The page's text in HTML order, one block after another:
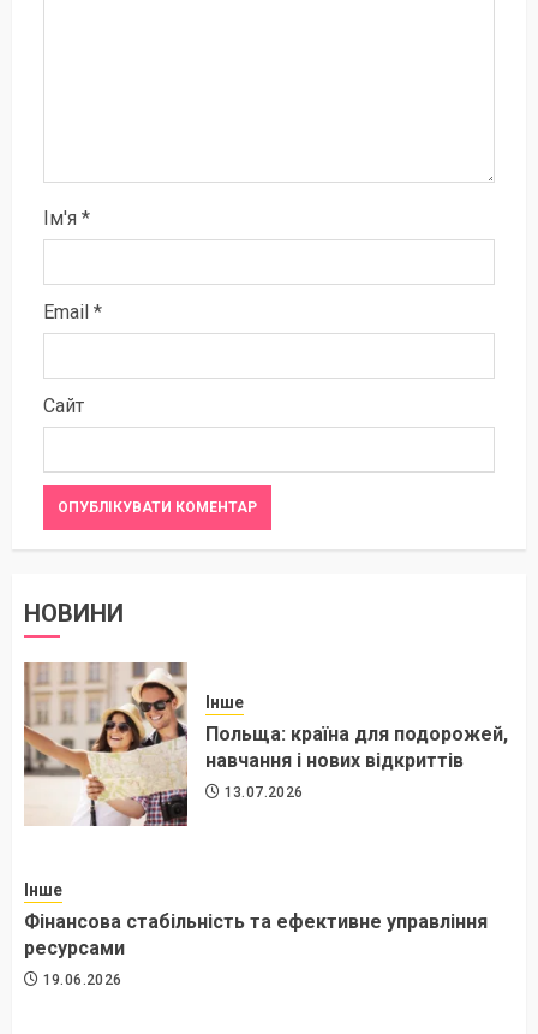
Ім'я *
Email *
Сайт
НОВИНИ
Інше
Польща: країна для подорожей,
навчання і нових відкриттів
13.07.2026
Інше
Фінансова стабільність та ефективне управління
ресурсами
19.06.2026